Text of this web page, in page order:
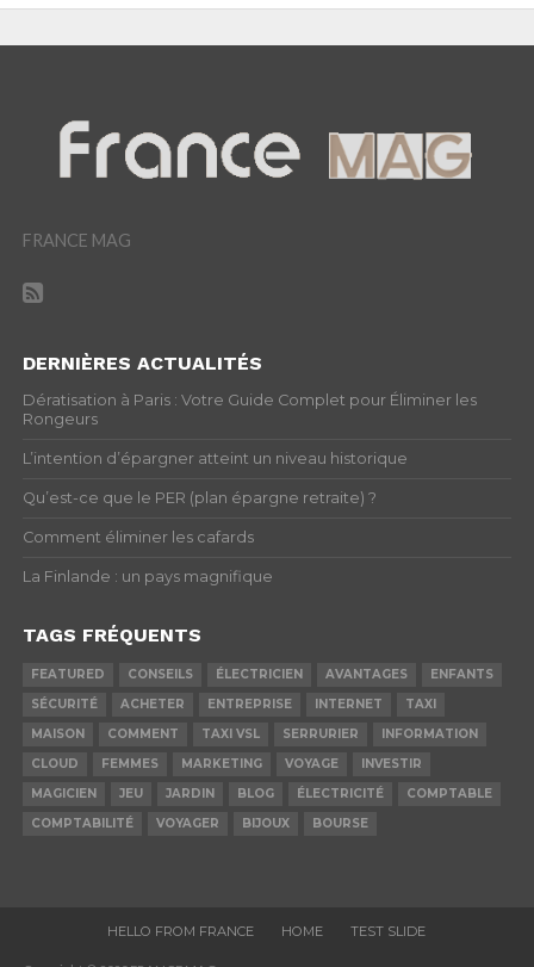
FRANCE MAG
DERNIÈRES ACTUALITÉS
Dératisation à Paris : Votre Guide Complet pour Éliminer les
Rongeurs
L’intention d’épargner atteint un niveau historique
Qu’est-ce que le PER (plan épargne retraite) ?
Comment éliminer les cafards
La Finlande : un pays magnifique
TAGS FRÉQUENTS
FEATURED CONSEILS ÉLECTRICIEN AVANTAGES
ENFANTS
SÉCURITÉ
ACHETER ENTREPRISE INTERNET
TAXI
MAISON
COMMENT TAXI VSL SERRURIER
INFORMATION
CLOUD
FEMMES MARKETING VOYAGE
INVESTIR
MAGICIEN
JEU JARDIN BLOG ÉLECTRICITÉ
COMPTABLE
COMPTABILITÉ
VOYAGER BIJOUX BOURSE
HELLO FROM FRANCE HOME TEST SLIDE